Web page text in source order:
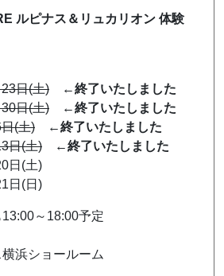
ルピナス＆リュカリオン 体験
日(土)
←終了いたしました
日(土)
←終了いたしました
(土)
←終了いたしました
日(土)
←終了いたしました
日(土)
日(日)
～18:00予定
浜ショールーム